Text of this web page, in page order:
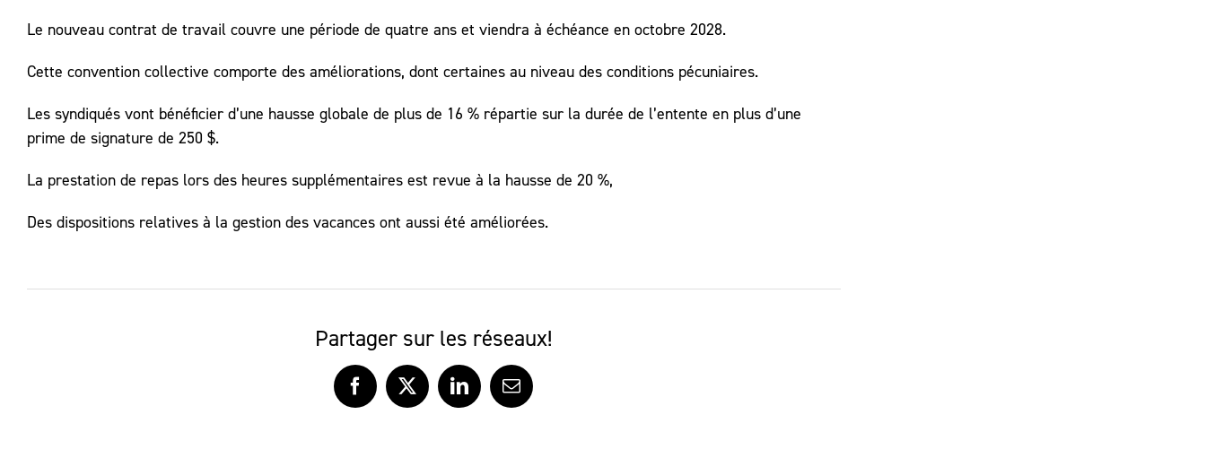
Le nouveau contrat de travail couvre une période de quatre ans et viendra à échéance en octobre 2028.
Cette convention collective comporte des améliorations, dont certaines au niveau des conditions pécuniaires.
Les syndiqués vont bénéficier d’une hausse globale de plus de 16 % répartie sur la durée de l’entente en plus d’une
prime de signature de 250 $.
La prestation de repas lors des heures supplémentaires est revue à la hausse de 20 %,
Des dispositions relatives à la gestion des vacances ont aussi été améliorées.
Partager sur les réseaux!
Facebook
X LinkedInCourriel